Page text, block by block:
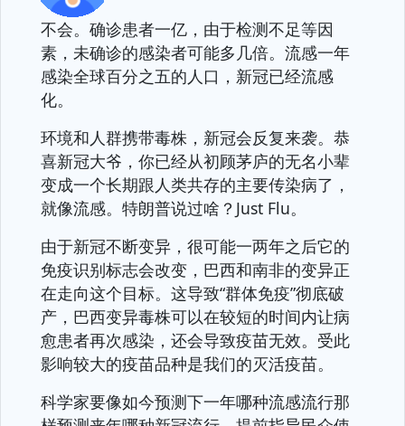
不会。确诊患者一亿，由于检测不足等因
素，未确诊的感染者可能多几倍。流感一年
感染全球百分之五的人口，新冠已经流感
化。
环境和人群携带毒株，新冠会反复来袭。恭
喜新冠大爷，你已经从初顾茅庐的无名小辈
变成一个长期跟人类共存的主要传染病了，
就像流感。特朗普说过啥？Just Flu。
由于新冠不断变异，很可能一两年之后它的
免疫识别标志会改变，巴西和南非的变异正
在走向这个目标。这导致“群体免疫”彻底破
产，巴西变异毒株可以在较短的时间内让病
愈患者再次感染，还会导致疫苗无效。受此
影响较大的疫苗品种是我们的灭活疫苗。
科学家要像如今预测下一年哪种流感流行那